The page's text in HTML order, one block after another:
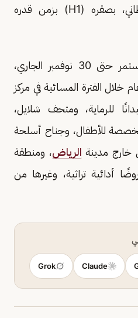
الصقار فهد طعيس القحطاني، بصقره (H1) بزمن قدره
يذكر أن فعاليات الكأس تستمر حتى 30 نوفمبر الجاري،
خلال الفترة المسائية في مركز
للرماية، ومتحف شلايل،
للأطفال، وجناح أسلحة
خارج مدينة الرياض، ومنطقة
أدائية تراثية، وغيرها من
Claude
Grok